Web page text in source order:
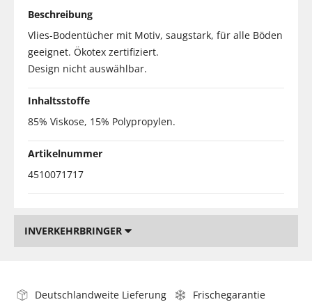
Beschreibung
Vlies-Bodentücher mit Motiv, saugstark, für alle Böden
geeignet. Ökotex zertifiziert.
Design nicht auswählbar.
Inhaltsstoffe
85% Viskose, 15% Polypropylen.
Artikelnummer
4510071717
INVERKEHRBRINGER
Deutschlandweite Lieferung
Frischegarantie